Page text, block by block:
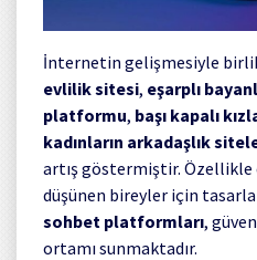
İnternetin gelişmesiyle
evlilik sitesi, eşarplı
platformu, başı kapalı
kadınların arkadaşlık
artış göstermiştir. Özellikle
düşünen bireyler için
sohbet platformları,
ortamı sunmaktadır.